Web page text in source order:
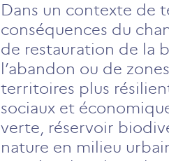
Dans un contexte de
conséquences du
de restauration de la
l’abandon ou de
territoires plus
sociaux et
verte, réservoir
nature en milieu